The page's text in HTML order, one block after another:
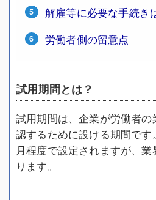
解雇等に必要な手続き
労働者側の留意点
試用期間とは？
試用期間は、企業が労働者
認するために設ける期間です
月程度で設定されますが、
ります。